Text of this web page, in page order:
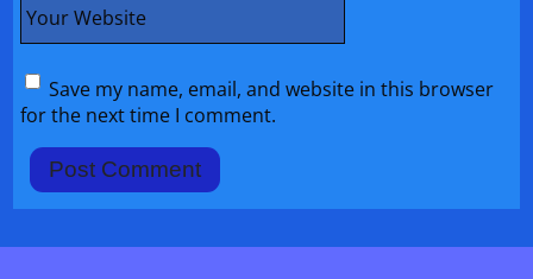
Your Website
Save my name, email, and website in this browser
for the next time I comment.